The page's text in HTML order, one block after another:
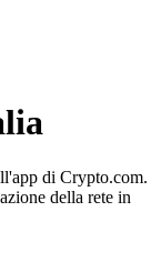
di Crypto.com.
della rete in